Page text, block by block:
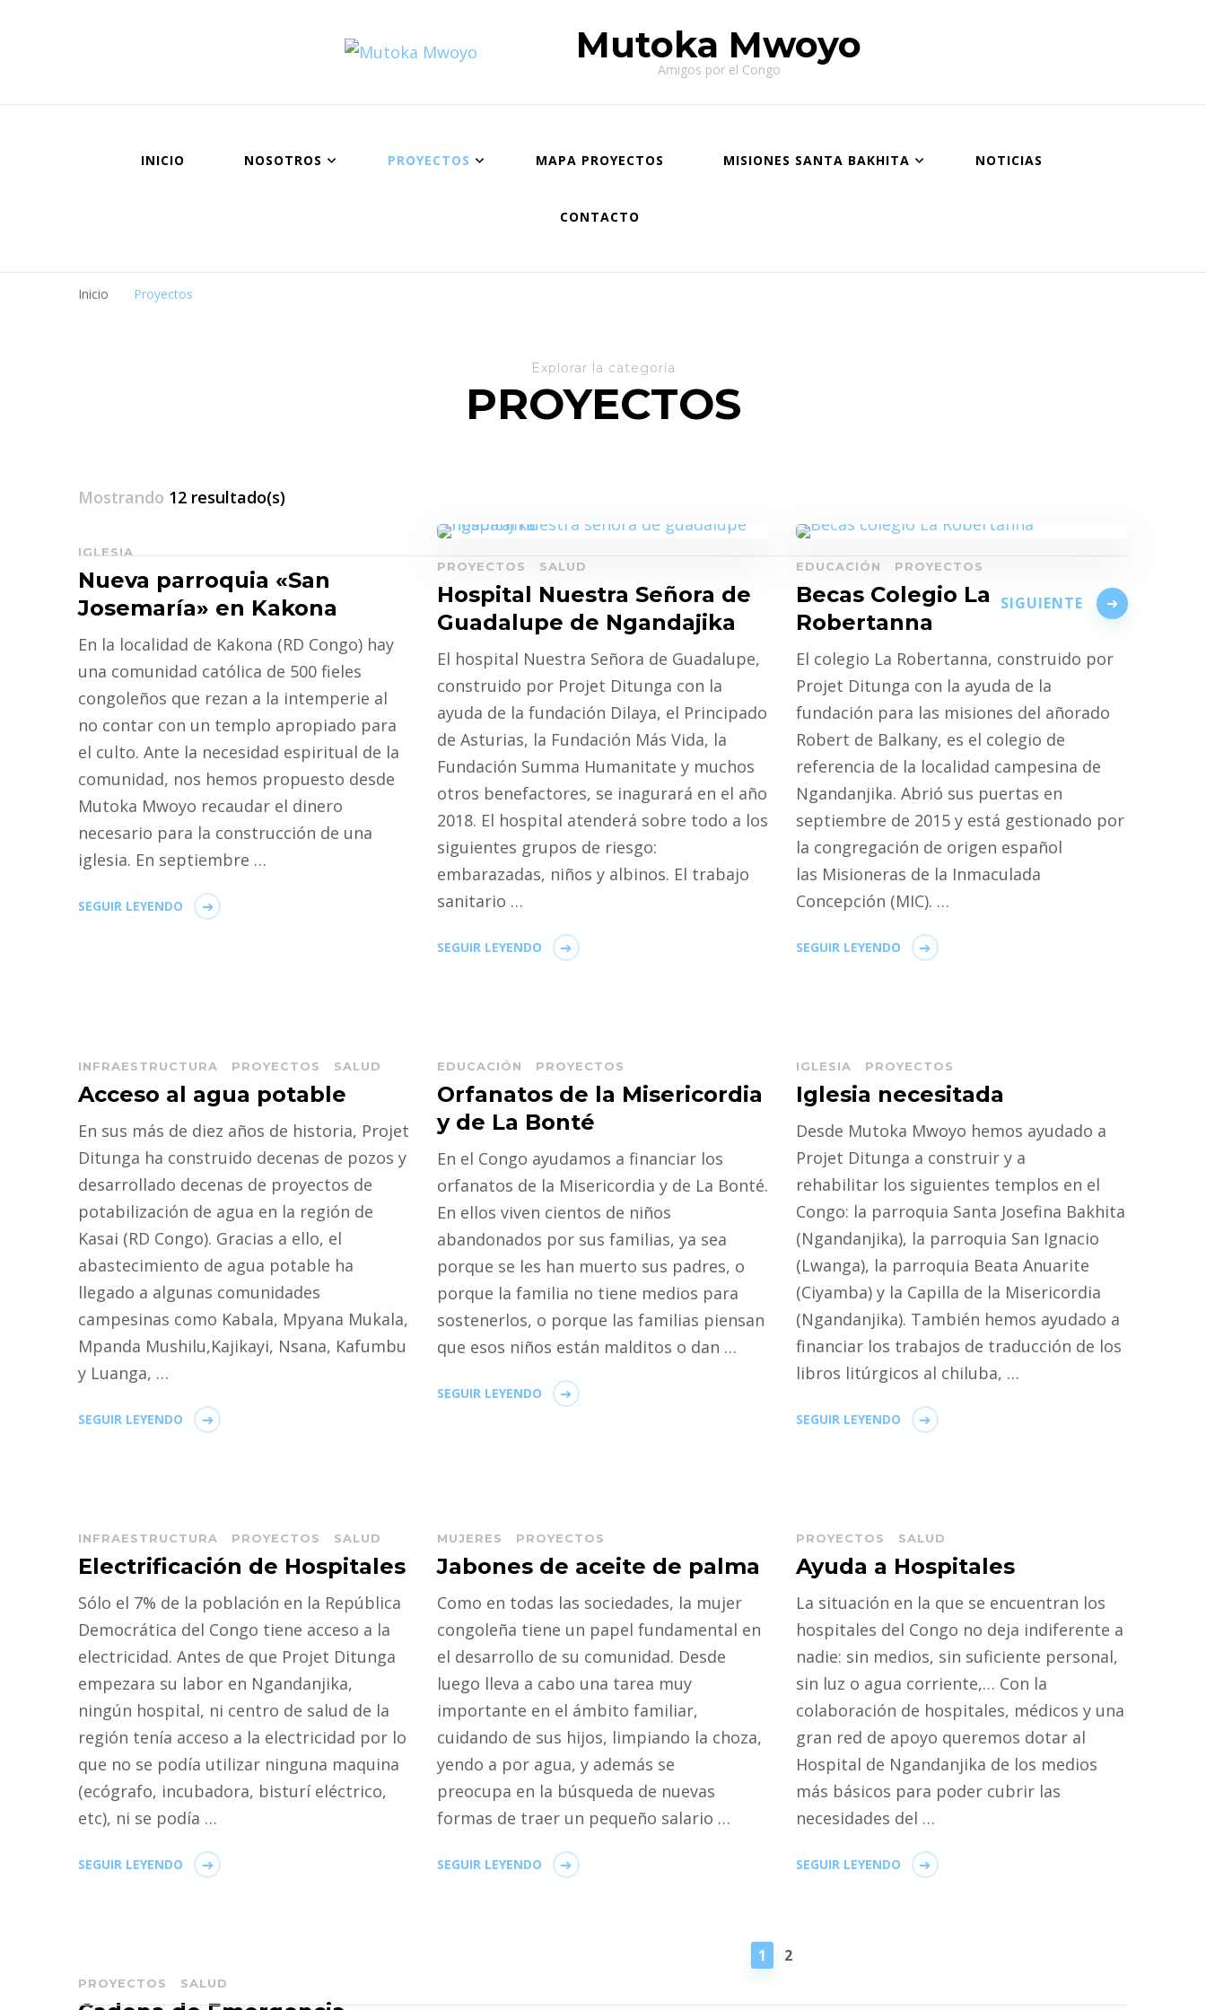
Mutoka Mwoyo
Amigos por el Congo
INICIO NOSOTROS PROYECTOS MAPA PROYECTOS MISIONES SANTA BAKHITA NOTICIAS
CONTACTO
Inicio Proyectos
Explorar la categoría
PROYECTOS
Mostrando 12 resultado(s)
IGLESIA
Nueva parroquia «San
Josemaría» en Kakona
En la localidad de Kakona (RD Congo) hay
una comunidad católica de 500 fieles
congoleños que rezan a la intemperie al
no contar con un templo apropiado para
el culto. Ante la necesidad espiritual de la
comunidad, nos hemos propuesto desde
Mutoka Mwoyo recaudar el dinero
necesario para la construcción de una
iglesia. En septiembre …
SEGUIR LEYENDO
PROYECTOS SALUD
Hospital Nuestra Señora de
Guadalupe de Ngandajika
El hospital Nuestra Señora de Guadalupe,
construido por Projet Ditunga con la
ayuda de la fundación Dilaya, el Principado
de Asturias, la Fundación Más Vida, la
Fundación Summa Humanitate y muchos
otros benefactores, se inagurará en el año
2018. El hospital atenderá sobre todo a los
siguientes grupos de riesgo:
embarazadas, niños y albinos. El trabajo
sanitario …
SEGUIR LEYENDO
EDUCACIÓN PROYECTOS
Becas Colegio La
Robertanna
El colegio La Robertanna, construido por
Projet Ditunga con la ayuda de la
fundación para las misiones del añorado
Robert de Balkany, es el colegio de
referencia de la localidad campesina de
Ngandanjika. Abrió sus puertas en
septiembre de 2015 y está gestionado por
la congregación de origen español
las Misioneras de la Inmaculada
Concepción (MIC). …
SEGUIR LEYENDO
INFRAESTRUCTURA PROYECTOS SALUD
Acceso al agua potable
En sus más de diez años de historia, Projet
Ditunga ha construido decenas de pozos y
desarrollado decenas de proyectos de
potabilización de agua en la región de
Kasai (RD Congo). Gracias a ello, el
abastecimiento de agua potable ha
llegado a algunas comunidades
campesinas como Kabala, Mpyana Mukala,
Mpanda Mushilu,Kajikayi, Nsana, Kafumbu
y Luanga, …
SEGUIR LEYENDO
EDUCACIÓN PROYECTOS
Orfanatos de la Misericordia
y de La Bonté
En el Congo ayudamos a financiar los
orfanatos de la Misericordia y de La Bonté.
En ellos viven cientos de niños
abandonados por sus familias, ya sea
porque se les han muerto sus padres, o
porque la familia no tiene medios para
sostenerlos, o porque las familias piensan
que esos niños están malditos o dan …
SEGUIR LEYENDO
IGLESIA PROYECTOS
Iglesia necesitada
Desde Mutoka Mwoyo hemos ayudado a
Projet Ditunga a construir y a
rehabilitar los siguientes templos en el
Congo: la parroquia Santa Josefina Bakhita
(Ngandanjika), la parroquia San Ignacio
(Lwanga), la parroquia Beata Anuarite
(Ciyamba) y la Capilla de la Misericordia
(Ngandanjika). También hemos ayudado a
financiar los trabajos de traducción de los
libros litúrgicos al chiluba, …
SEGUIR LEYENDO
INFRAESTRUCTURA PROYECTOS SALUD
Electrificación de Hospitales
Sólo el 7% de la población en la República
Democrática del Congo tiene acceso a la
electricidad. Antes de que Projet Ditunga
empezara su labor en Ngandanjika,
ningún hospital, ni centro de salud de la
región tenía acceso a la electricidad por lo
que no se podía utilizar ninguna maquina
(ecógrafo, incubadora, bisturí eléctrico,
etc), ni se podía …
SEGUIR LEYENDO
MUJERES PROYECTOS
Jabones de aceite de palma
Como en todas las sociedades, la mujer
congoleña tiene un papel fundamental en
el desarrollo de su comunidad. Desde
luego lleva a cabo una tarea muy
importante en el ámbito familiar,
cuidando de sus hijos, limpiando la choza,
yendo a por agua, y además se
preocupa en la búsqueda de nuevas
formas de traer un pequeño salario …
SEGUIR LEYENDO
PROYECTOS SALUD
Ayuda a Hospitales
La situación en la que se encuentran los
hospitales del Congo no deja indiferente a
nadie: sin medios, sin suficiente personal,
sin luz o agua corriente,… Con la
colaboración de hospitales, médicos y una
gran red de apoyo queremos dotar al
Hospital de Ngandanjika de los medios
más básicos para poder cubrir las
necesidades del …
SEGUIR LEYENDO
PROYECTOS SALUD
Navegación
de
entradas
PÁGINA
1 PÁGINA
2
SIGUIENTE